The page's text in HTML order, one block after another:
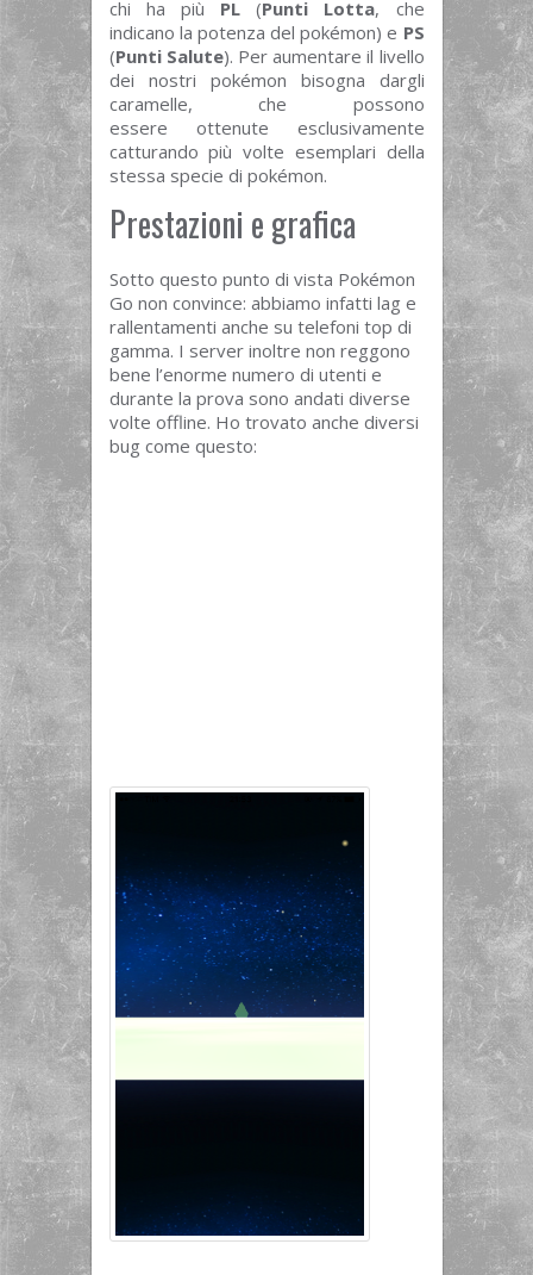
chi ha più PL (Punti Lotta, che
indicano la potenza del pokémon) e PS
(Punti Salute). Per aumentare il livello
dei nostri pokémon bisogna dargli
caramelle, che possono
essere ottenute esclusivamente
catturando più volte esemplari della
stessa specie di pokémon.
Prestazioni e grafica
Sotto questo punto di vista Pokémon
Go non convince: abbiamo infatti lag e
rallentamenti anche su telefoni top di
gamma. I server inoltre non reggono
bene l’enorme numero di utenti e
durante la prova sono andati diverse
volte offline. Ho trovato anche diversi
bug come questo: